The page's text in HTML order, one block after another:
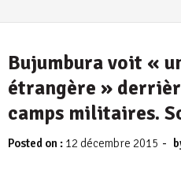
Bujumbura voit «
étrangère »
camps militaires.
Posted on : 12 décembre 2015 -